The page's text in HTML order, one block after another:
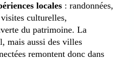
locales : randonnées,
culturelles,
du patrimoine. La
mais aussi des villes
remontent donc dans